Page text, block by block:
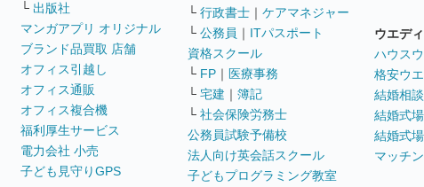
└ 出版社
マンガアプリ オリジナル
ブランド品買取 店舗
オフィス引越し
オフィス通販
オフィス複合機
福利厚生サービス
電力会社 小売
子ども見守りGPS
└ 行政書士 ｜ ケアマネジャー
└ 公務員 ｜ ITパスポート
資格スクール
└ FP ｜ 医療事務
└ 宅建 ｜ 簿記
└ 社会保険労務士
公務員試験予備校
法人向け英会話スクール
子どもプログラミング教室
ウエデ
ハウス
格安ウ
結婚相
結婚式
結婚式
マッチ